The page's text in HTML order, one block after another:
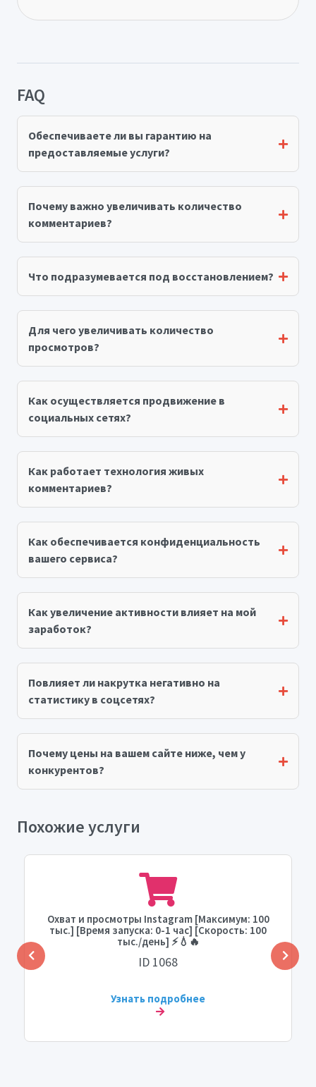
FAQ
Обеспечиваете ли вы гарантию на
предоставляемые услуги?
Почему важно увеличивать количество
комментариев?
Что подразумевается под восстановлением?
Для чего увеличивать количество
просмотров?
Как осуществляется продвижение в
социальных сетях?
Как работает технология живых
комментариев?
Как обеспечивается конфиденциальность
вашего сервиса?
Как увеличение активности влияет на мой
заработок?
Повлияет ли накрутка негативно на
статистику в соцсетях?
Почему цены на вашем сайте ниже, чем у
конкурентов?
Похожие услуги
Охват и просмотры Instagram [Максимум: 100
тыс.] [Время запуска: 0-1 час] [Скорость: 100
тыс./день] ⚡️💧🔥
ID 1068
Узнать подробнее